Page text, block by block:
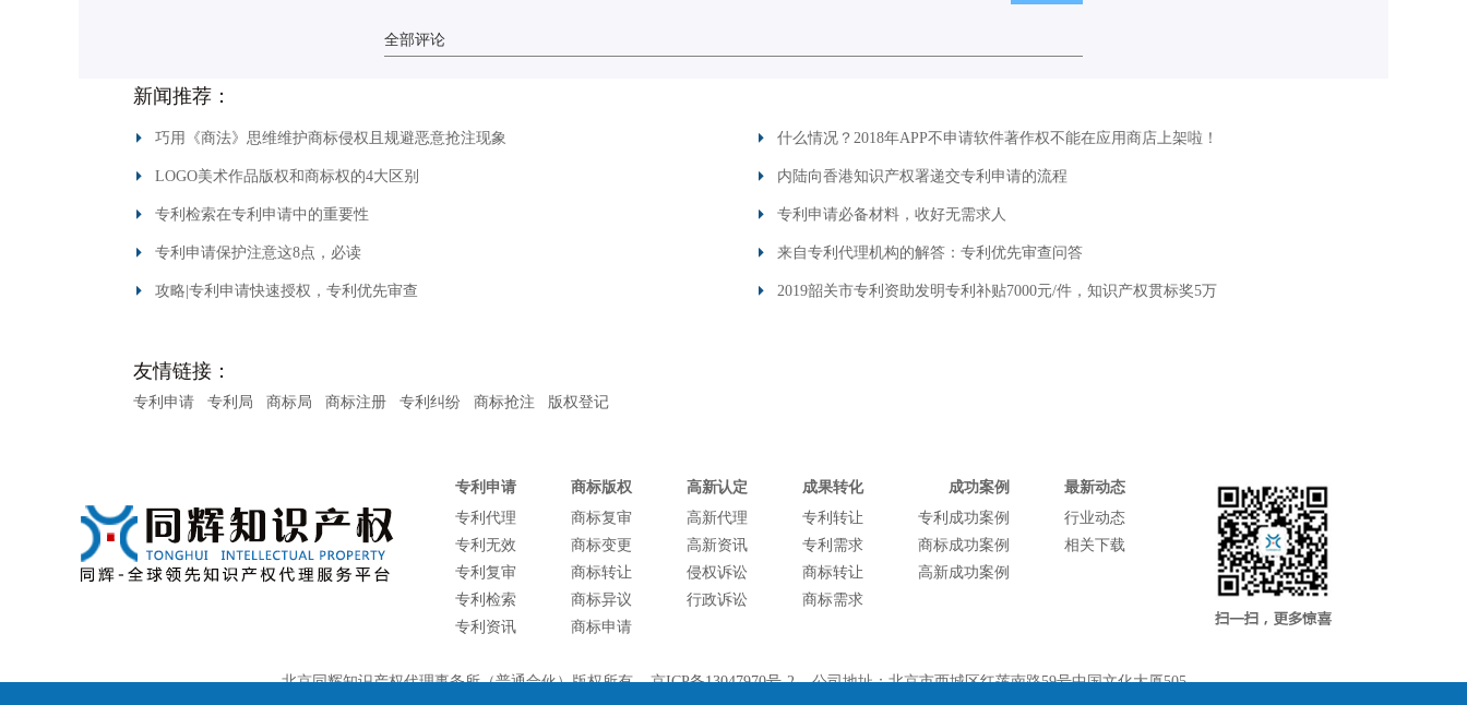
全部评论
新闻推荐：
巧用《商法》思维维护商标侵权且规避恶意抢注现象 什么情况？2018年APP不申请软件著作权不能在应用商店上架啦！
LOGO美术作品版权和商标权的4大区别 内陆向香港知识产权署递交专利申请的流程
专利检索在专利申请中的重要性 专利申请必备材料，收好无需求人
专利申请保护注意这8点，必读 来自专利代理机构的解答：专利优先审查问答
攻略|专利申请快速授权，专利优先审查 2019韶关市专利资助发明专利补贴7000元/件，知识产权贯标奖5万
友情链接：
专利申请 专利局 商标局 商标注册 专利纠纷 商标抢注 版权登记
专利申请
专利代理
专利无效
专利复审
专利检索
专利资讯
商标版权
商标复审
商标变更
商标转让
商标异议
商标申请
高新认定
高新代理
高新资讯
侵权诉讼
行政诉讼
成果转化
专利转让
专利需求
商标转让
商标需求
成功案例
专利成功案例
商标成功案例
高新成功案例
最新动态
行业动态
相关下载
北京同辉知识产权代理事务所（普通合伙）版权所有京ICP备13047970号-2公司地址：北京市西城区红莲南路59号中国文化大厦505